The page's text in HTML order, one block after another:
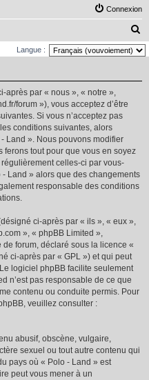
Connexion
e
Langue :
après par « nous », « notre »,
forum »), vous acceptez d’être
Si vous n’acceptez pas
conditions suivantes, alors
Land ». Nous pouvons modifier
ferons tout pour que vous en soyez
celles-ci par vous-
Land » alors que des changements
responsable des conditions
ci-après par « ils », « eux »,
», « phpBB Limited »,
forum, déclaré sous la licence «
ci-après par « GPL ») et qui peut
logiciel phpBB facilite seulement
n’est pas responsable de ce que
contenu ou conduite permis. Pour
veuillez consulter :
abusif, obscène, vulgaire,
sexuel ou tout autre contenu qui
pays où « Polo - Land » est
peut vous mener à un